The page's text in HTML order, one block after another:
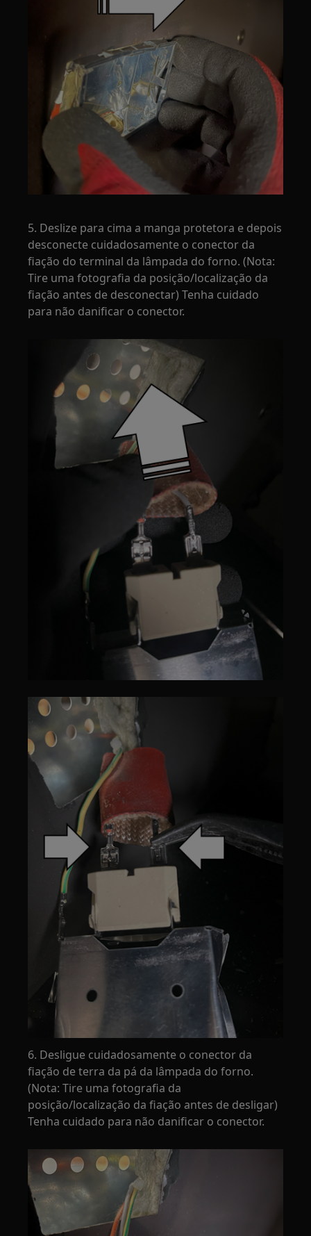
5. Deslize para cima a manga protetora e depois
desconecte cuidadosamente o conector da
fiação do terminal da lâmpada do forno. (Nota:
Tire uma fotografia da posição/localização da
fiação antes de desconectar) Tenha cuidado
para não danificar o conector.
6. Desligue cuidadosamente o conector da
fiação de terra da pá da lâmpada do forno.
(Nota: Tire uma fotografia da
posição/localização da fiação antes de desligar)
Tenha cuidado para não danificar o conector.